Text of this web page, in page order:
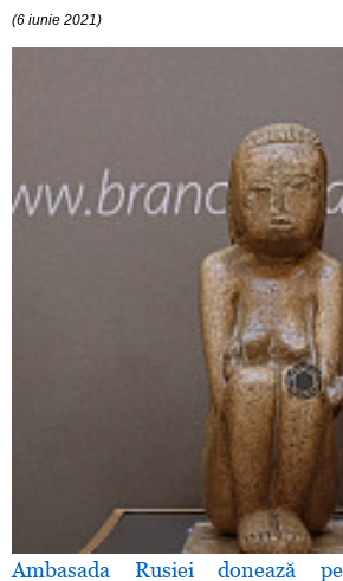
(6 iunie 2021)
Ambasada Rusiei donează